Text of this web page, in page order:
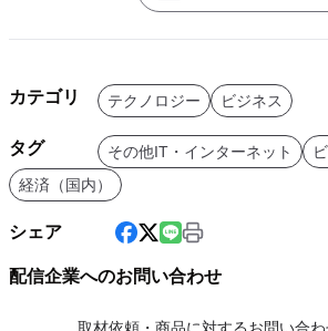
カテゴリ テクノロジー ビジネス
タグ その他IT・インターネット
経済（国内）
シェア
配信企業へのお問い合わせ
取材依頼・商品に対するお問い合わ